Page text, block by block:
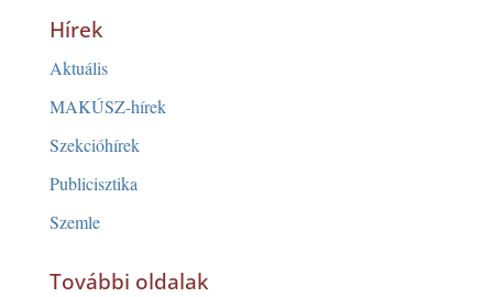
Hírek
Aktuális
MAKÚSZ-hírek
Szekcióhírek
Publicisztika
Szemle
További oldalak